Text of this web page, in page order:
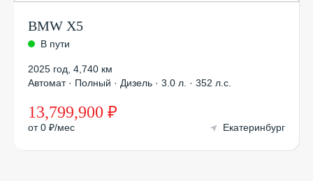
BMW X5
В пути
2025 год 4,740 км
Автомат · Полный · Дизель · 3.0 л. · 352 л.с.
13,799,900 ₽
от 0 ₽/мес Екатеринбург